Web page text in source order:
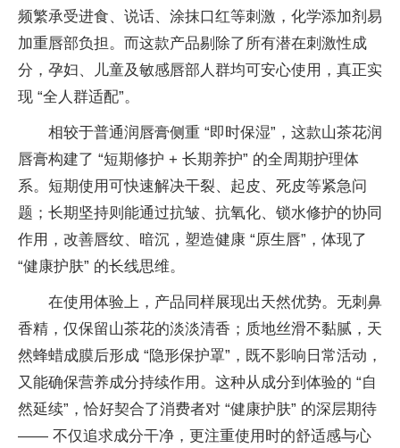
频繁承受进食、说话、涂抹口红等刺激，化学添加剂易
加重唇部负担。而这款产品剔除了所有潜在刺激性成
分，孕妇、儿童及敏感唇部人群均可安心使用，真正实
现 “全人群适配”。
相较于普通润唇膏侧重 “即时保湿”，这款山茶花润
唇膏构建了 “短期修护 + 长期养护” 的全周期护理体
系。短期使用可快速解决干裂、起皮、死皮等紧急问
题；长期坚持则能通过抗皱、抗氧化、锁水修护的协同
作用，改善唇纹、暗沉，塑造健康 “原生唇”，体现了
“健康护肤” 的长线思维。
在使用体验上，产品同样展现出天然优势。无刺鼻
香精，仅保留山茶花的淡淡清香；质地丝滑不黏腻，天
然蜂蜡成膜后形成 “隐形保护罩”，既不影响日常活动，
又能确保营养成分持续作用。这种从成分到体验的 “自
然延续”，恰好契合了消费者对 “健康护肤” 的深层期待
—— 不仅追求成分干净，更注重使用时的舒适感与心